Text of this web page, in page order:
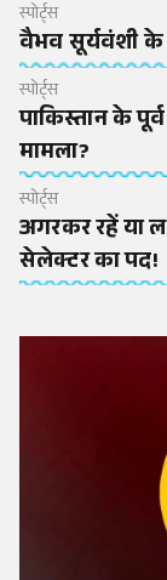
स्पोर्ट्स
वैभव सूर्यवंशी के
स्पोर्ट्स
पाकिस्तान के
मामला?
स्पोर्ट्स
अगरकर रहें या
सेलेक्टर का पद!